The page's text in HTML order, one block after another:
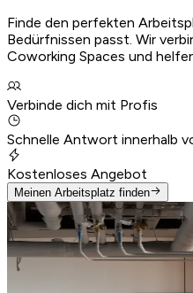
Finde den perfekten
Bedürfnissen passt. Wir
Coworking Spaces und
Verbinde dich mit Profis
Schnelle Antwort innerhalb
Kostenloses Angebot
Meinen Arbeitsplatz finden